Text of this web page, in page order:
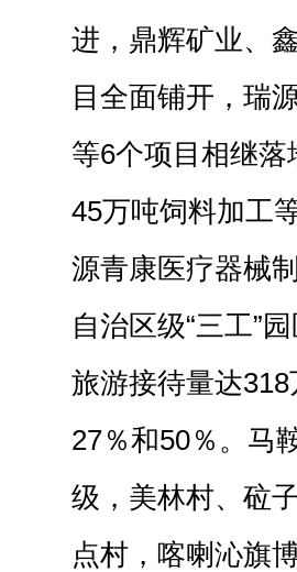
进，鼎辉矿业、
目全面铺开，瑞
等6个项目相继
45万吨饲料加工
源青康医疗器械
自治区级“三工”
旅游接待量达
27％和50％。马
级，美林村、砬
点村，喀喇沁旗